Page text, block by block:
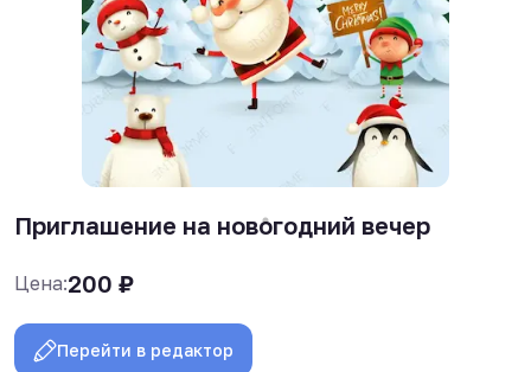
Приглашение на новогодний вечер
Цена:200 ₽
Перейти в редактор